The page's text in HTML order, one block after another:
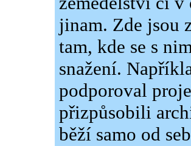
jinam. Zde jsou
tam, kde se s
snažení.
podporoval
přizpůsobili
běží samo od